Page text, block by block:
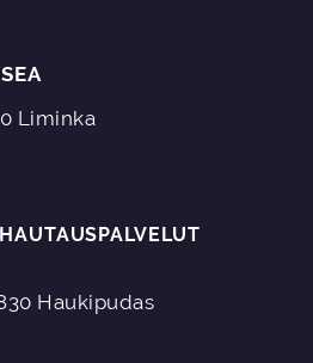
Liminka
Haukipudas